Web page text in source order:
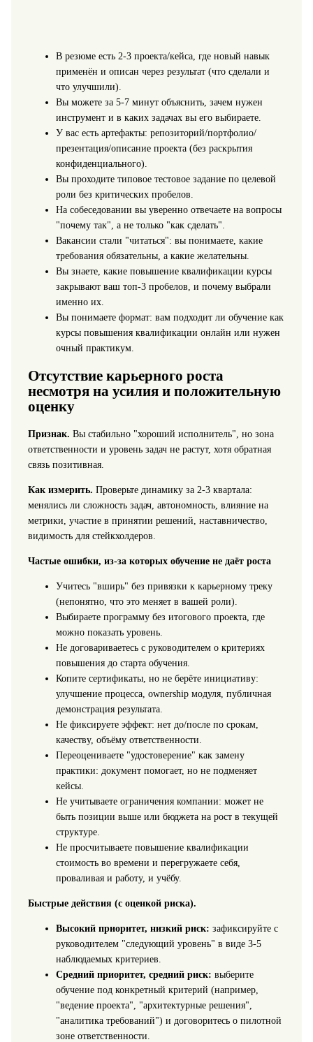
В резюме есть 2-3 проекта/кейса, где новый навык
применён и описан через результат (что сделали и
что улучшили).
Вы можете за 5-7 минут объяснить, зачем нужен
инструмент и в каких задачах вы его выбираете.
У вас есть артефакты: репозиторий/портфолио/
презентация/описание проекта (без раскрытия
конфиденциального).
Вы проходите типовое тестовое задание по целевой
роли без критических пробелов.
На собеседовании вы уверенно отвечаете на вопросы
"почему так", а не только "как сделать".
Вакансии стали "читаться": вы понимаете, какие
требования обязательны, а какие желательны.
Вы знаете, какие повышение квалификации курсы
закрывают ваш топ‑3 пробелов, и почему выбрали
именно их.
Вы понимаете формат: вам подходит ли обучение как
курсы повышения квалификации онлайн или нужен
очный практикум.
Отсутствие карьерного роста
несмотря на усилия и положительную
оценку
Признак. Вы стабильно "хороший исполнитель", но зона
ответственности и уровень задач не растут, хотя обратная
связь позитивная.
Как измерить. Проверьте динамику за 2-3 квартала:
менялись ли сложность задач, автономность, влияние на
метрики, участие в принятии решений, наставничество,
видимость для стейкхолдеров.
Частые ошибки, из-за которых обучение не даёт роста
Учитесь "вширь" без привязки к карьерному треку
(непонятно, что это меняет в вашей роли).
Выбираете программу без итогового проекта, где
можно показать уровень.
Не договариваетесь с руководителем о критериях
повышения до старта обучения.
Копите сертификаты, но не берёте инициативу:
улучшение процесса, ownership модуля, публичная
демонстрация результата.
Не фиксируете эффект: нет до/после по срокам,
качеству, объёму ответственности.
Переоцениваете "удостоверение" как замену
практики: документ помогает, но не подменяет
кейсы.
Не учитываете ограничения компании: может не
быть позиции выше или бюджета на рост в текущей
структуре.
Не просчитываете повышение квалификации
стоимость во времени и перегружаете себя,
проваливая и работу, и учёбу.
Быстрые действия (с оценкой риска).
Высокий приоритет, низкий риск: зафиксируйте с
руководителем "следующий уровень" в виде 3-5
наблюдаемых критериев.
Средний приоритет, средний риск: выберите
обучение под конкретный критерий (например,
"ведение проекта", "архитектурные решения",
"аналитика требований") и договоритесь о пилотной
зоне ответственности.